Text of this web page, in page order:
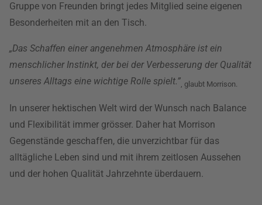
Gruppe von Freunden bringt jedes Mitglied seine eigenen
Besonderheiten mit an den Tisch.
„Das Schaffen einer angenehmen Atmosphäre ist ein
menschlicher Instinkt, der bei der Verbesserung der Qualität
unseres Alltags eine wichtige Rolle spielt.”, glaubt Morrison.
In unserer hektischen Welt wird der Wunsch nach Balance
und Flexibilität immer grösser. Daher hat Morrison
Gegenstände geschaffen, die unverzichtbar für das
alltägliche Leben sind und mit ihrem zeitlosen Aussehen
und der hohen Qualität Jahrzehnte überdauern.